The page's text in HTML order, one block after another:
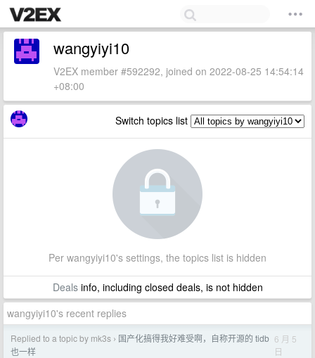
wangyiyi10
V2EX member #592292, joined on 2022-08-25 14:54:14
+08:00
Switch topics list
Per wangyiyi10's settings, the topics list is hidden
Dealsinfo, including closed deals, is not hidden
wangyiyi10's recent replies
Replied to a topic by mk3s › 国产化搞得我好难受啊，自称开源的 tidb
也一样
6 月 5
日